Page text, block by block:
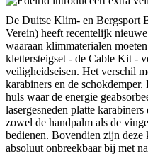
De Duitse Klim- en Bergsport
Verein) heeft recentelijk
waaraan klimmaterialen
klettersteigset - de Cable Kit -
veiligheidseisen. Het verschil
karabiners en de
huls waar de energie
lasergesneden platte
zowel de handpalm als de
bedienen. Bovendien zijn deze
absoluut onbreekbaar bij met